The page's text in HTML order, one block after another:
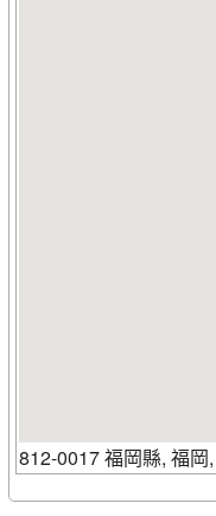
812-0017 福岡縣, 福